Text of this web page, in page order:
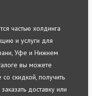
частью холдинга
и услуги для
Уфе и Нижнем
вы можете
скидкой, получить
доставку или